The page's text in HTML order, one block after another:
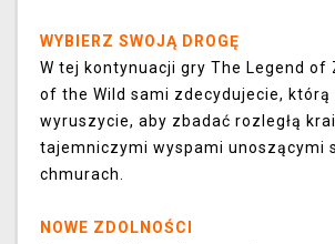
WYBIERZ SWOJĄ DROGĘ
W tej kontynuacji gry The Legend of
of the Wild sami zdecydujecie, którą
wyruszycie, aby zbadać rozległą
tajemniczymi wyspami unoszącymi
chmurach.
NOWE ZDOLNOŚCI